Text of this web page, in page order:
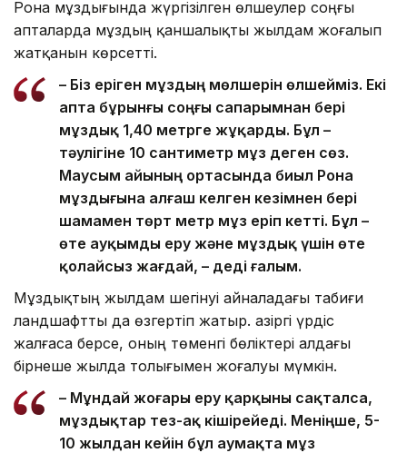
Рона мұздығында жүргізілген өлшеулер соңғы
апталарда мұздың қаншалықты жылдам жоғалып
жатқанын көрсетті.
– Біз еріген мұздың мөлшерін өлшейміз. Екі
апта бұрынғы соңғы сапарымнан бері
мұздық 1,40 метрге жұқарды. Бұл –
тәулігіне 10 сантиметр мұз деген сөз.
Маусым айының ортасында биыл Рона
мұздығына алғаш келген кезімнен бері
шамамен төрт метр мұз еріп кетті. Бұл –
өте ауқымды еру және мұздық үшін өте
қолайсыз жағдай, – деді ғалым.
Мұздықтың жылдам шегінуі айналадағы табиғи
ландшафтты да өзгертіп жатыр. Қазіргі үрдіс
жалғаса берсе, оның төменгі бөліктері алдағы
бірнеше жылда толығымен жоғалуы мүмкін.
– Мұндай жоғары еру қарқыны сақталса,
мұздықтар тез-ақ кішірейеді. Меніңше, 5-
10 жылдан кейін бұл аумақта мұз